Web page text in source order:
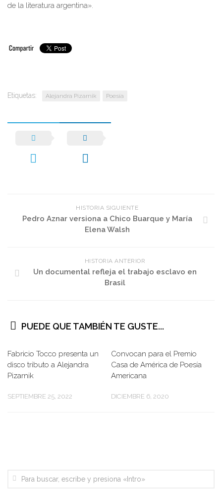
de la literatura argentina».
Etiquetas: Alejandra Pizarnik Poesía
HISTORIA SIGUIENTE
Pedro Aznar versiona a Chico Buarque y María
Elena Walsh
HISTORIA ANTERIOR
Un documental refleja el trabajo esclavo en
Brasil
PUEDE QUE TAMBIÉN TE GUSTE...
Fabricio Tocco presenta un
disco tributo a Alejandra
Pizarnik
SEPTIEMBRE 25, 2022
Convocan para el Premio
Casa de América de Poesía
Americana
DICIEMBRE 6, 2020